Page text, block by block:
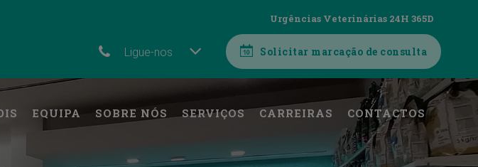
Urgências Veterinárias 24H 365D
Ligue-nos Solicitar marcação de consulta
EQUIPA SOBRE NÓS SERVIÇOS CARREIRAS CONTACTOS